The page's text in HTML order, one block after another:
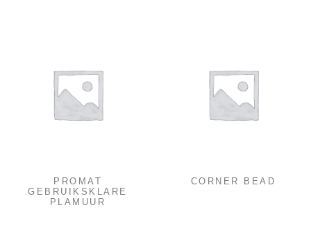
PROMAT
GEBRUIKSKLARE
PLAMUUR
CORNER BEAD